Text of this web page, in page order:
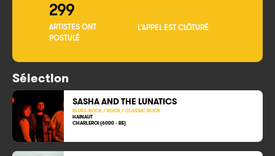
299
ARTISTES ONT
POSTULÉ
L'APPEL EST CLÔTURÉ
Sélection
SASHA AND THE LUNATICS
BLUES-ROCK / ROCK / CLASSIC ROCK
HAINAUT
CHARLEROI (6000 - BE)